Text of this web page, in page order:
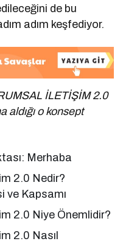
de bu
adım keşfediyor.
İLETİŞİM 2.0
aldığı o konsept
Merhaba
2.0 Nedir?
ve Kapsamı
2.0 Niye Önemlidir?
2.0 Nasıl